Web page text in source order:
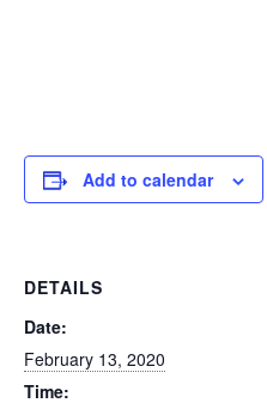
Add to calendar
DETAILS
Date:
February 13, 2020
Time: